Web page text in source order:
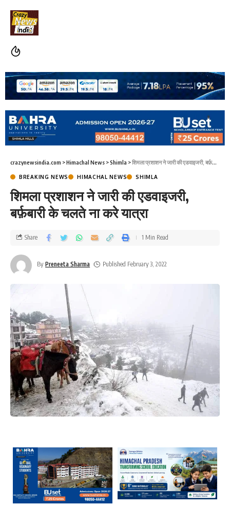
crazynewsindia.com >Himachal News >Shimla >शिमला प्रशाशन ने जारी की एडवाइजरी, बर्फ़बारी के चलते ना करे यात्रा
BREAKING NEWS HIMACHAL NEWS SHIMLA
शिमला प्रशाशन ने जारी की एडवाइजरी,
बर्फ़बारी के चलते ना करे यात्रा
By Preneeta Sharma Published February 3, 2022
Share 1 Min Read